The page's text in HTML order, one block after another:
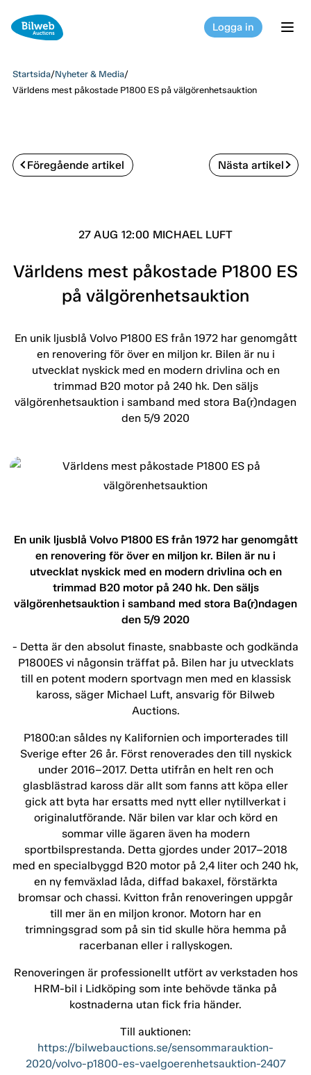
Logga in
Startsida/Nyheter & Media/
Världens mest påkostade P1800 ES på välgörenhetsauktion
Föregående artikel Nästa artikel
27 AUG 12:00 MICHAEL LUFT
Världens mest påkostade P1800 ES
på välgörenhetsauktion
En unik ljusblå Volvo P1800 ES från 1972 har genomgått
en renovering för över en miljon kr. Bilen är nu i
utvecklat nyskick med en modern drivlina och en
trimmad B20 motor på 240 hk. Den säljs
välgörenhetsauktion i samband med stora Ba(r)ndagen
den 5/9 2020
En unik ljusblå Volvo P1800 ES från 1972 har genomgått
en renovering för över en miljon kr. Bilen är nu i
utvecklat nyskick med en modern drivlina och en
trimmad B20 motor på 240 hk. Den säljs
välgörenhetsauktion i samband med stora Ba(r)ndagen
den 5/9 2020
- Detta är den absolut finaste, snabbaste och godkända
P1800ES vi någonsin träffat på. Bilen har ju utvecklats
till en potent modern sportvagn men med en klassisk
kaross, säger Michael Luft, ansvarig för Bilweb
Auctions.
P1800:an såldes ny Kalifornien och importerades till
Sverige efter 26 år. Först renoverades den till nyskick
under 2016–2017. Detta utifrån en helt ren och
glasblästrad kaross där allt som fanns att köpa eller
gick att byta har ersatts med nytt eller nytillverkat i
originalutförande. När bilen var klar och körd en
sommar ville ägaren även ha modern
sportbilsprestanda. Detta gjordes under 2017–2018
med en specialbyggd B20 motor på 2,4 liter och 240 hk,
en ny femväxlad låda, diffad bakaxel, förstärkta
bromsar och chassi. Kvitton från renoveringen uppgår
till mer än en miljon kronor. Motorn har en
trimningsgrad som på sin tid skulle höra hemma på
racerbanan eller i rallyskogen.
Renoveringen är professionellt utfört av verkstaden hos
HRM-bil i Lidköping som inte behövde tänka på
kostnaderna utan fick fria händer.
Till auktionen:
https://bilwebauctions.se/sensommarauktion-
2020/volvo-p1800-es-vaelgoerenhetsauktion-2407